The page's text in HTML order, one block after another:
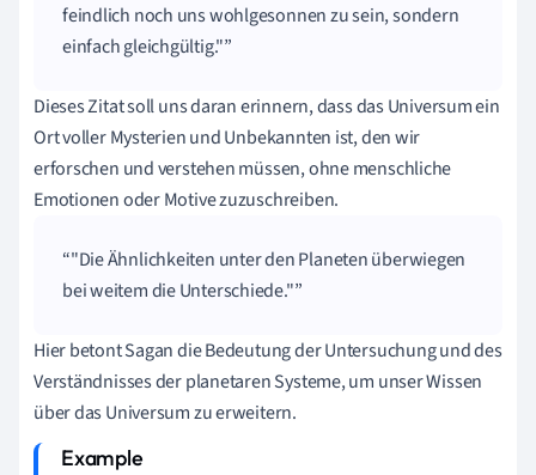
feindlich noch uns wohlgesonnen zu sein, sondern
einfach gleichgültig."
Dieses Zitat soll uns daran erinnern, dass das Universum ein
Ort voller Mysterien und Unbekannten ist, den wir
erforschen und verstehen müssen, ohne menschliche
Emotionen oder Motive zuzuschreiben.
"Die Ähnlichkeiten unter den Planeten überwiegen
bei weitem die Unterschiede."
Hier betont Sagan die Bedeutung der Untersuchung und des
Verständnisses der planetaren Systeme, um unser Wissen
über das Universum zu erweitern.